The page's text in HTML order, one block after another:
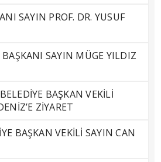
SAYIN PROF. DR. YUSUF
BAŞKANI SAYIN MÜGE YILDIZ
BAŞKAN VEKİLİ
ZİYARET
BAŞKAN VEKİLİ SAYIN CAN